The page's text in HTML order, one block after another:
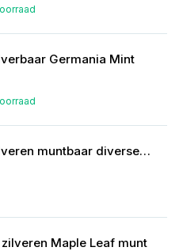
Germania Mint
250 gram zilveren muntbaar diverse producenten
Maple Leaf munt